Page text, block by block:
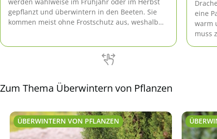
gepflanzt und überwintern in den Beeten. Sie
kommen meist ohne Frostschutz aus, weshalb
eine
warm
muss
Zum Thema Überwintern von Pflanzen
ÜBERWINTERN VON PFLANZEN